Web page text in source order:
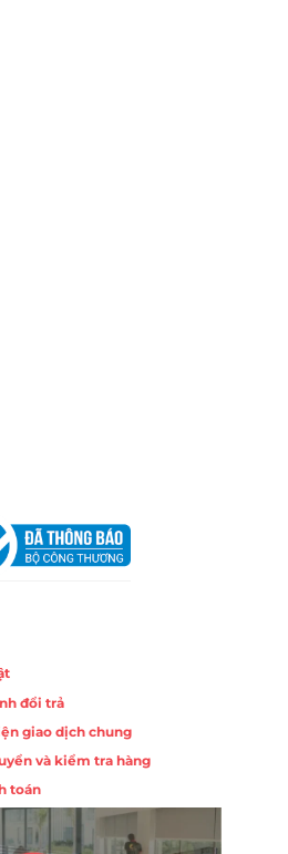
đổi trả
giao dịch chung
và kiểm tra hàng
toán